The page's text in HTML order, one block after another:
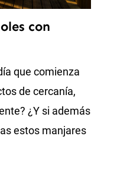
con
que comienza
de cercanía,
¿Y si además
estos manjares